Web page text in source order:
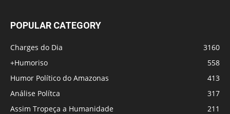
POPULAR CATEGORY
Charges do Dia
3160
+Humoriso
558
Humor Político do Amazonas
413
Análise Polítca
317
Assim Tropeça a Humanidade
211